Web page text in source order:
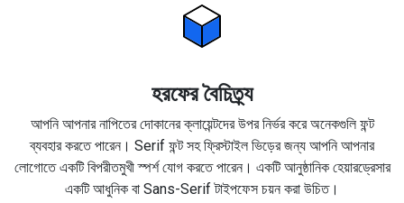
হরফের বৈচিত্র্য
আপনি আপনার নাপিতের দোকানের ক্লায়েন্টদের উপর নির্ভর করে অনেকগুলি ফন্ট
ব্যবহার করতে পারেন। Serif ফন্ট সহ ফ্রিস্টাইল ভিড়ের জন্য আপনি আপনার
লোগোতে একটি বিপরীতমুখী স্পর্শ যোগ করতে পারেন। একটি আনুষ্ঠানিক হেয়ারড্রেসার
একটি আধুনিক বা Sans-Serif টাইপফেস চয়ন করা উচিত।